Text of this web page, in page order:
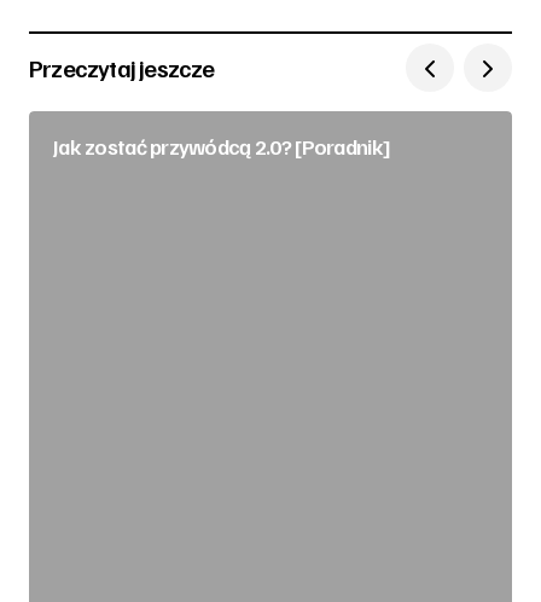
Przeczytaj jeszcze
Jak zostać przywódcą 2.0? [Poradnik]